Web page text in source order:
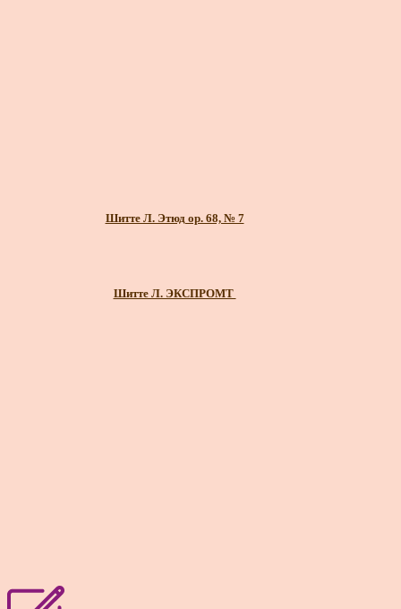
Шитте Л. Этюд ор. 68, № 7
Шитте Л. ЭКСПРОМТ